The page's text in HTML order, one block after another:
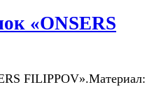
«ONSERS
FILIPPOV».Материал: